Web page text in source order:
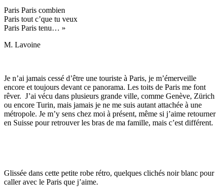
Paris Paris combien
Paris tout c’que tu veux
Paris Paris tenu… »
M. Lavoine
Je n’ai jamais cessé d’être une touriste à Paris, je m’émerveille
encore et toujours devant ce panorama. Les toits de Paris me font
rêver. J’ai vécu dans plusieurs grande ville, comme Genève, Zürich
ou encore Turin, mais jamais je ne me suis autant attachée à une
métropole. Je m’y sens chez moi à présent, même si j’aime retourner
en Suisse pour retrouver les bras de ma famille, mais c’est différent.
Glissée dans cette petite robe rétro, quelques clichés noir blanc pour
caller avec le Paris que j’aime.